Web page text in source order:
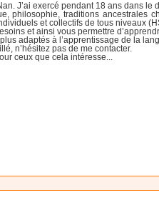
J’ai exercé pendant 18 ans dans
philosophie, traditions ancestrales
et collectifs de tous niveaux
et ainsi vous permettre
adaptés à l’apprentissage de la
n’hésitez pas de me contacter.
ceux que cela intéresse...